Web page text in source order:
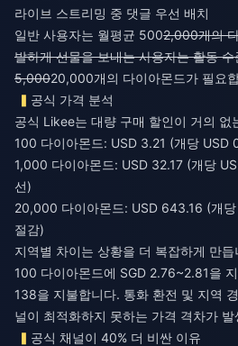
라이브 스트리밍 중 댓글 우선 배치
일반 사용자는 월평균 5002,000개의
발하게 선물을 보내는 사용자는 활동
5,00020,000개의 다이아몬드가 필요
공식 가격 분석
공식 Likee는 대량 구매 할인이 거의 없
100 다이아몬드: USD 3.21 (개당 USD
1,000 다이아몬드: USD 32.17 (개당
선)
20,000 다이아몬드: USD 643.16 (개
절감)
지역별 차이는 상황을 더 복잡하게 만
100 다이아몬드에 SGD 2.76~2.81을
138을 지불합니다. 통화 환전 및 지역
널이 최적화하지 못하는 가격 격차가 발
공식 채널이 40% 더 비싼 이유